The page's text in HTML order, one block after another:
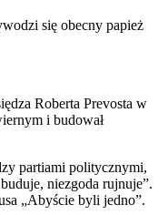
się obecny papież
Roberta Prevosta w
i budował
partiami politycznymi,
niezgoda rujnuje”.
„Abyście byli jedno”.